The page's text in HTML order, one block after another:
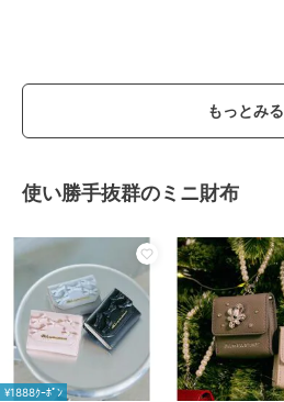
もっとみる
使い勝手抜群のミニ財布
¥1888ｸｰﾎﾟﾝ